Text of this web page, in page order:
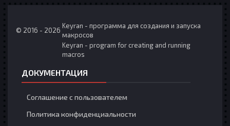
© 2016 - 2026
Keyran - программа для создания и запуска
макросов
Keyran - program for creating and running
macros
ДОКУМЕНТАЦИЯ
Соглашение с пользователем
Политика конфиденциальности